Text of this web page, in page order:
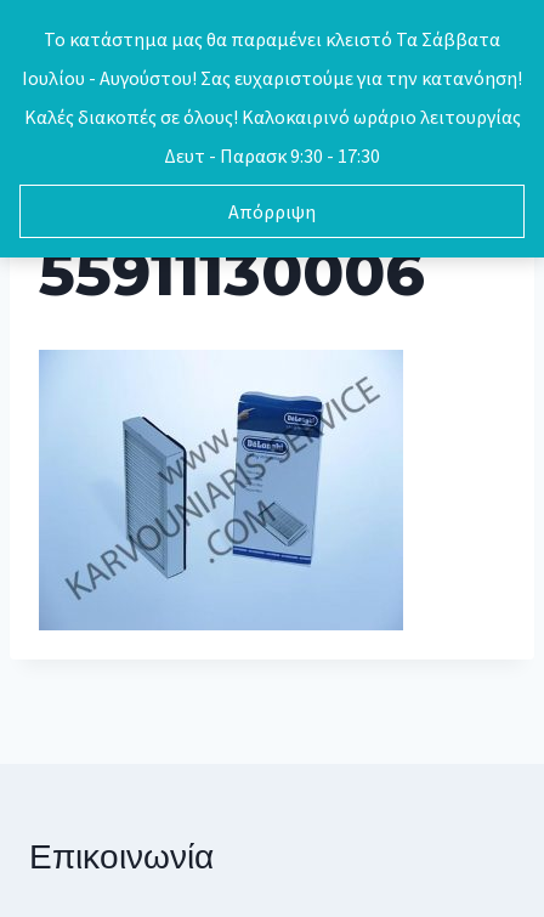
Το κατάστημα μας θα παραμένει κλειστό Τα Σάββατα
Ιουλίου - Αυγούστου! Σας ευχαριστούμε για την κατανόηση!
Καλές διακοπές σε όλους! Καλοκαιρινό ωράριο λειτουργίας
Δευτ - Παρασκ 9:30 - 17:30
Απόρριψη
0
55911130006
Επικοινωνία